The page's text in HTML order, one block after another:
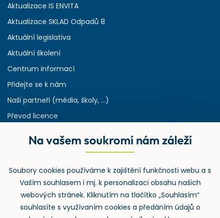
Aktualizace IS ENVITA
Aktualizace SKLAD Odpadů 8
Aktuální legislativa
Aktuální školení
Centrum informací
Přidejte se k nám
Naši partneři (média, školy, ...)
Převod licence
Rejstřík používaných zkratek v odpadech
Zpětný odběr
Na vašem soukromí nám záleží
Soubory cookies používáme k zajištění funkčnosti webu a s
Vaším souhlasem i mj. k personalizaci obsahu našich
webových stránek. Kliknutím na tlačítko „Souhlasím“
souhlasíte s využívaním cookies a předáním údajů o